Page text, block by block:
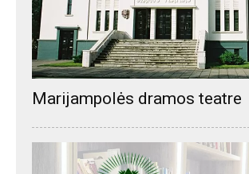
Marijampolės dramos teatre